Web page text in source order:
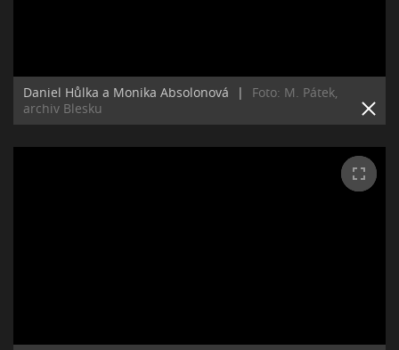
Daniel Hůlka a Monika Absolonová |
Foto: M. Pátek,
archiv Blesku